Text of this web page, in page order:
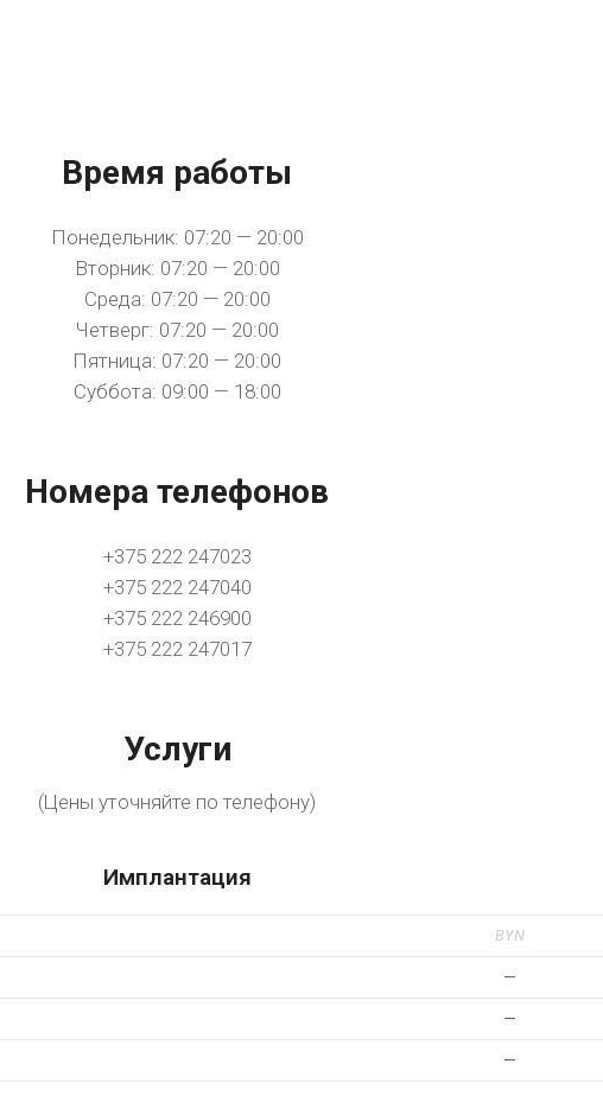
Время работы
Понедельник: 07:20 — 20:00
Вторник: 07:20 — 20:00
Среда: 07:20 — 20:00
Четверг: 07:20 — 20:00
Пятница: 07:20 — 20:00
Суббота: 09:00 — 18:00
Номера телефонов
+375 222 247023
+375 222 247040
+375 222 246900
+375 222 247017
Услуги
(Цены уточняйте по телефону)
Имплантация
BYN
—
—
—